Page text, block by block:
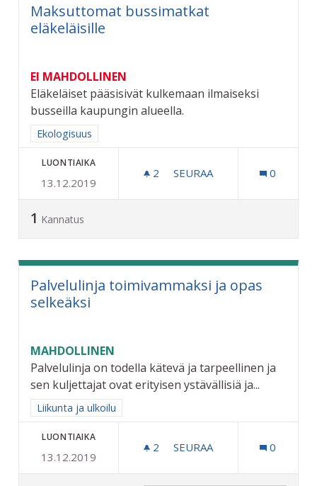
Maksuttomat bussimatkat
eläkeläisille
EI MAHDOLLINEN
Eläkeläiset pääsisivät kulkemaan ilmaiseksi
busseilla kaupungin alueella.
Rajaa tulokset aihepiirin mukaan: Ekologisuus
Ekologisuus
LUONTIAIKA
13.12.2019
2 2 SEURAAJAA
SEURAA 0
1 Kannatus
Palvelulinja toimivammaksi ja opas
selkeäksi
MAHDOLLINEN
Palvelulinja on todella kätevä ja tarpeellinen ja
sen kuljettajat ovat erityisen ystävällisiä ja...
Rajaa tulokset aihepiirin mukaan: Liikunta ja ulkoilu
Liikunta ja ulkoilu
LUONTIAIKA
13.12.2019
2 2 SEURAAJAA
SEURAA 0